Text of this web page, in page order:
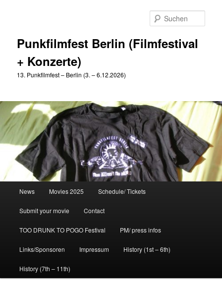
Punkfilmfest Berlin (Filmfestival
+ Konzerte)
13. Punkfilmfest – Berlin (3. – 6.12.2026)
News Movies 2025 Schedule/ Tickets
Submit your movie Contact
TOO DRUNK TO POGO Festival PM/ press infos
Links/Sponsoren Impressum History (1st – 6th)
History (7th – 11th)